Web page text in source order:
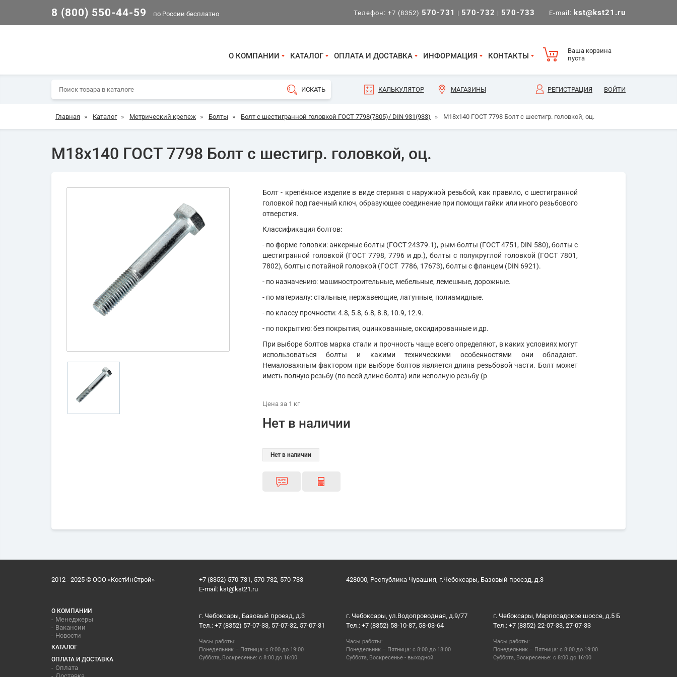
8 (800) 550-44-59 по России бесплатно Телефон: +7 (8352) 570-731 | 570-732 | 570-733 E-mail: kst@kst21.ru
О КОМПАНИИ КАТАЛОГ ОПЛАТА И ДОСТАВКА ИНФОРМАЦИЯ КОНТАКТЫ
Ваша корзина
пуста
КАЛЬКУЛЯТОР МАГАЗИНЫ РЕГИСТРАЦИЯ ВОЙТИ
Главная » Каталог » Метрический крепеж » Болты » Болт с шестигранной головкой ГОСТ 7798(7805)/ DIN 931(933) » М18х140 ГОСТ 7798 Болт с шестигр. головкой, оц.
М18х140 ГОСТ 7798 Болт с шестигр. головкой, оц.
Болт - крепёжное изделие в виде стержня с наружной резьбой, как правило, с шестигранной
головкой под гаечный ключ, образующее соединение при помощи гайки или иного резьбового
отверстия.
Классификация болтов:
- по форме головки: анкерные болты (ГОСТ 24379.1), рым-болты (ГОСТ 4751, DIN 580), болты с
шестигранной головкой (ГОСТ 7798, 7796 и др.), болты с полукруглой головкой (ГОСТ 7801,
7802), болты с потайной головкой (ГОСТ 7786, 17673), болты с фланцем (DIN 6921).
- по назначению: машиностроительные, мебельные, лемешные, дорожные.
- по материалу: стальные, нержавеющие, латунные, полиамидные.
- по классу прочности: 4.8, 5.8, 6.8, 8.8, 10.9, 12.9.
- по покрытию: без покрытия, оцинкованные, оксидированные и др.
При выборе болтов марка стали и прочность чаще всего определяют, в каких условиях могут
использоваться болты и какими техническими особенностями они обладают.
Немаловажным фактором при выборе болтов является длина резьбовой части. Болт может
иметь полную резьбу (по всей длине болта) или неполную резьбу (р
Цена за 1 кг
Нет в наличии
Нет в наличии
2012 - 2025 © ООО «КостИнСтрой»
+7 (8352) 570-731, 570-732, 570-733
E-mail: kst@kst21.ru
428000, Республика Чувашия, г.Чебоксары, Базовый проезд, д.3
О КОМПАНИИ
Менеджеры
Вакансии
Новости
КАТАЛОГ
ОПЛАТА И ДОСТАВКА
Оплата
г. Чебоксары, Базовый проезд, д.3
Тел.: +7 (8352) 57-07-33, 57-07-32, 57-07-31
Часы работы:
Понедельник – Пятница: с 8:00 до 19:00
Суббота, Воскресенье: с 8:00 до 16:00
г. Чебоксары, ул.Водопроводная, д.9/77
Тел.: +7 (8352) 58-10-87, 58-03-64
Часы работы:
Понедельник – Пятница: с 8:00 до 18:00
Суббота, Воскресенье - выходной
г. Чебоксары, Марпосадское шоссе, д.5 Б
Тел.: +7 (8352) 22-07-33, 27-07-33
Часы работы:
Понедельник – Пятница: с 8:00 до 19:00
Суббота, Воскресенье: с 8:00 до 16:00